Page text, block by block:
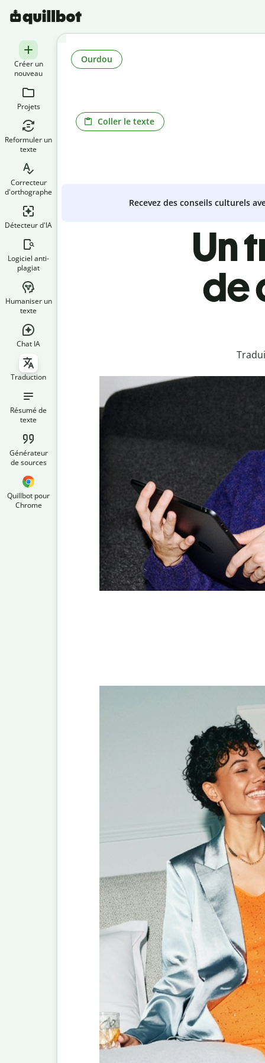
Créer un
nouveau
Projets
Reformuler un
texte
Correcteur
d'orthographe
Détecteur d'IA
Logiciel anti-
plagiat
Humaniser un
texte
Chat IA
Traduction
Résumé de
texte
Générateur
de sources
Quillbot pour
Chrome
Coller le texte
Ourdou
Recevez des conseils culturels
Un
de